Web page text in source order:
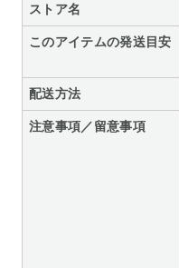
ストア名
このアイテムの発送目安
配送方法
注意事項／留意事項